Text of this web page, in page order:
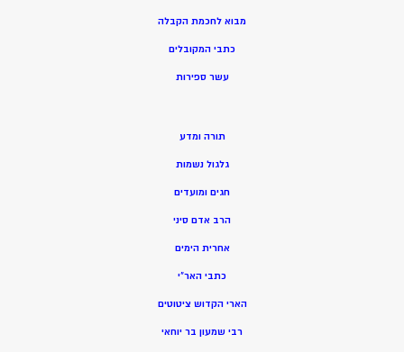
מבוא לחכמת הקבלה
כתבי המקובלים
עשר ספירות
תורה ומדע
גלגול נשמות
חגים ומועדים
הרב אדם סיני
אחרית הימים
כתבי האר”י
הארי הקדוש ציטוטים
רבי שמעון בר יוחאי